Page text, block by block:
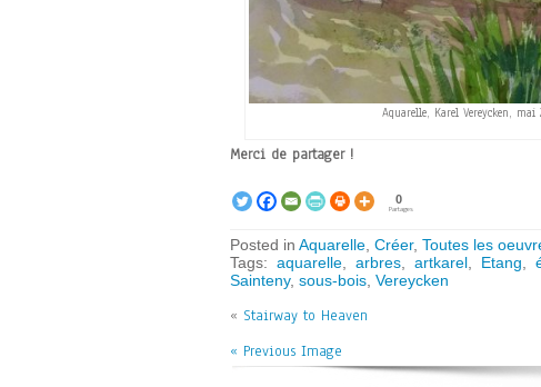
Aquarelle, Karel Vereycken, mai
Merci de partager !
0
Partages
Posted in Aquarelle, Créer, Toutes les
Tags: aquarelle, arbres, artkarel, Etang,
Sainteny, sous-bois, Vereycken
« Stairway to Heaven
« Previous Image